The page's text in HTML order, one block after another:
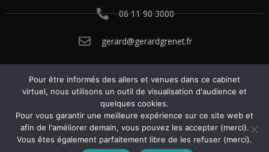
06 11 90 3000
gerard@gerardgrenet.fr
© 2015 – 2025 Gérard Grenet. Tous droits
réservés.Conditions générales de vente.
Politique de confidentialité.
Mentions légales.
Gérer les cookies.
Pour être informés des allers et venues dans ce cabinet
virtuel, nous utilisons un outil de visualisation d'audience et
quelques cookies.
Pour vous garantir une meilleure expérience sur ce site web et
afin de l'améliorer demain, vous pouvez les accepter (merci).
Vous êtes également parfaitement libre de les refuser (merci).